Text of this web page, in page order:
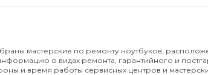
мастерские по ремонту ноутбуков,
о видах ремонта, гарантийного и
и время работы сервисных центров и